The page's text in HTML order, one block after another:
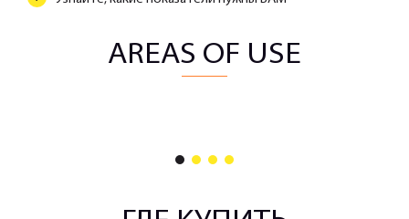
AREAS OF USE
1 2 3 4